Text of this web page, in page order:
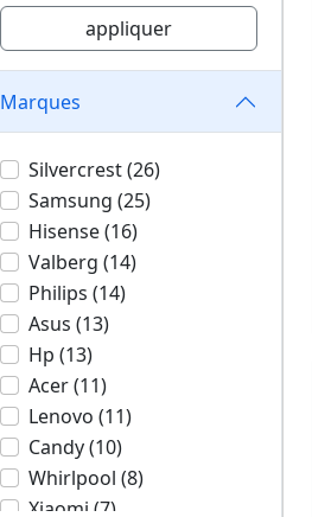
Intermarché (11)
Auchan (4)
Bureau Vallée (3)
Carrefour Market (2)
Netto (2)
Bricorama (1)
Monoprix (1)
Aldi (1)
appliquer
Marques
Silvercrest (26)
Samsung (25)
Hisense (16)
Valberg (14)
Philips (14)
Asus (13)
Hp (13)
Acer (11)
Lenovo (11)
Candy (10)
Whirlpool (8)
Xiaomi (7)